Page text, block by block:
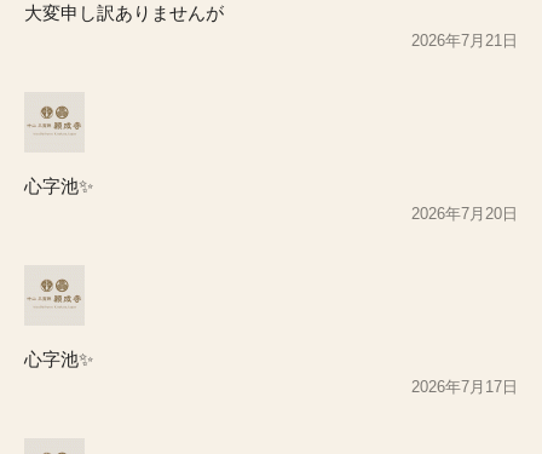
大変申し訳ありませんが
2026年7月21日
心字池✨
2026年7月20日
心字池✨
2026年7月17日